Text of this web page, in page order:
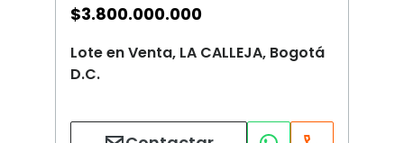
$3.800.000.000
Lote en Venta, LA CALLEJA, Bogotá
D.C.